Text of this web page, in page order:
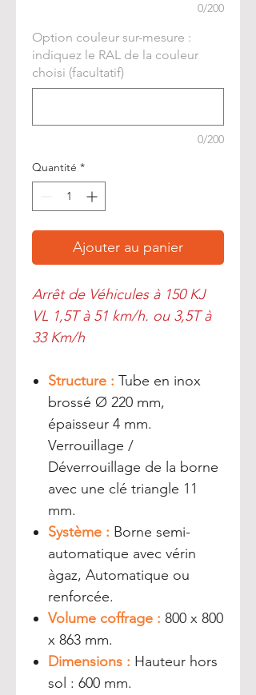
0/200
Option couleur sur-mesure :
indiquez le RAL de la couleur
choisi (facultatif)
0/200
Quantité *
Ajouter au panier
Arrêt de Véhicules à 150 KJ
VL 1,5T à 51 km/h. ou 3,5T à
33 Km/h
Structure : Tube en inox
brossé Ø 220 mm,
épaisseur 4 mm.
Verrouillage /
Déverrouillage de la borne
avec une clé triangle 11
mm.
Système : Borne semi-
automatique avec vérin
àgaz, Automatique ou
renforcée.
Volume coffrage : 800 x 800
x 863 mm.
Dimensions : Hauteur hors
sol : 600 mm.